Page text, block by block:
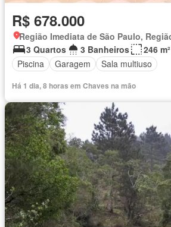
R$ 678.000
3 Quartos
3 Banheiros
246 m²
Piscina
Garagem Sala multiuso
Há 1 dia, 8 horas em Chaves na mão